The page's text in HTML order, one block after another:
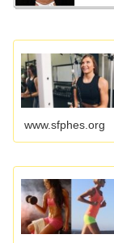
www.sfphes.org